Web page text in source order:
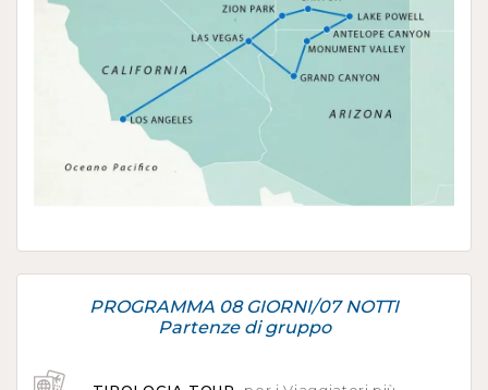
PROGRAMMA 08 GIORNI/07 NOTTI
Partenze di gruppo